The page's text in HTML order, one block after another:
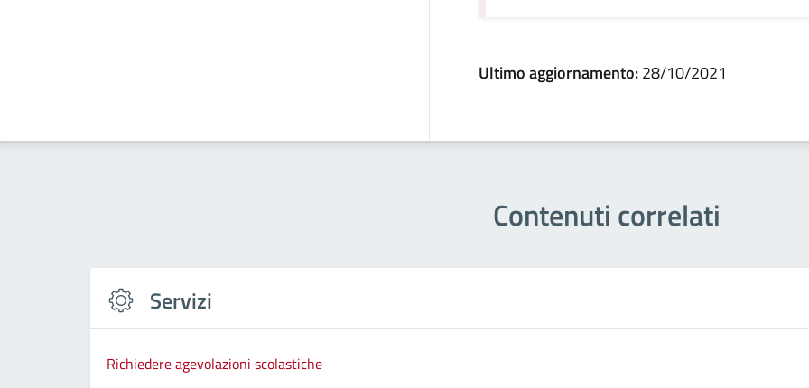
Ultimo aggiornamento:28/10/2021
Contenuti correlati
Servizi
Richiedere agevolazioni scolastiche